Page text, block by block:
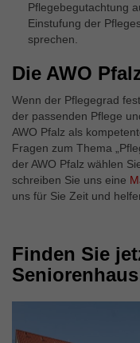
Pflegebegutachtung
Einstufung der
sprechen.
Die AWO
Wenn der Pflegegrad
der passenden Pflege
AWO Pfalz als
Fragen zum Thema
der AWO Pfalz wählen
schreiben Sie uns eine
uns für Sie Zeit und
Finden Sie